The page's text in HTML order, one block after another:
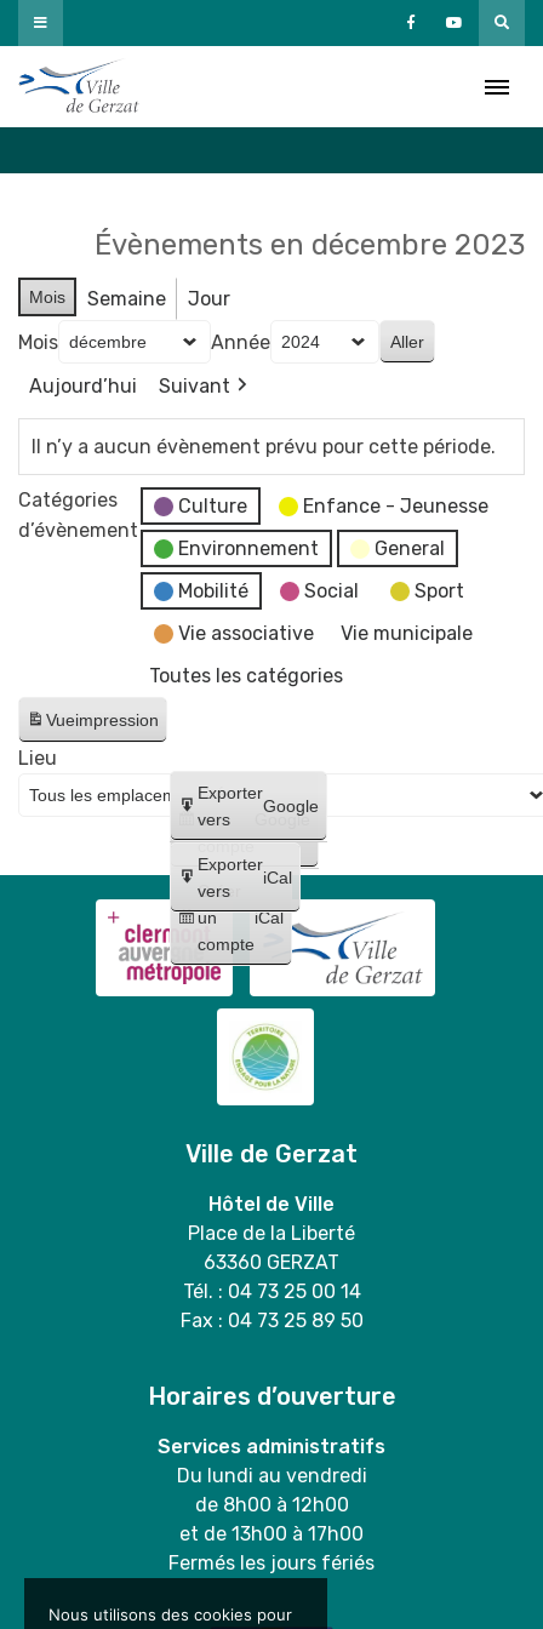
Passer
au
contenu
Évènements en décembre 2023
Mois Semaine
Jour
Mois
Année
Aujourd’hui
Suivant
Il n’y a aucun évènement prévu pour cette période.
Catégories
d’évènement
Culture
Enfance - Jeunesse
Environnement
General
Mobilité
Social
Sport
Vie associative
Vie municipale
Toutes les catégories
Vueimpression
Créer
un
compte
Google
Créer
un
compte
iCal
Exporter
vers
Google
Exporter
vers
iCal
Lieu
Ville de Gerzat
Hôtel de Ville
Place de la Liberté
63360 GERZAT
Tél. : 04 73 25 00 14
Fax : 04 73 25 89 50
Horaires d’ouverture
Services administratifs
Du lundi au vendredi
de 8h00 à 12h00
et de 13h00 à 17h00
Fermés les jours fériés
Nous utilisons des cookies pour